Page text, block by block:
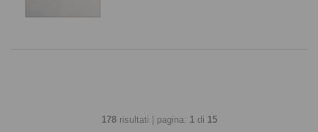
178risultati | pagina: 1di 15